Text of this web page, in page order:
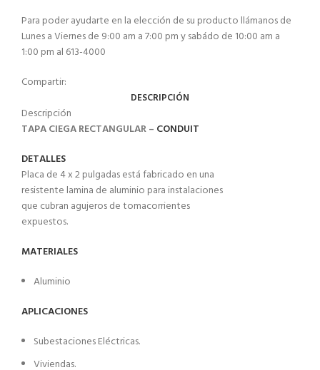
Para poder ayudarte en la elección de su producto llámanos de
Lunes a Viernes de 9:00 am a 7:00 pm y sabádo de 10:00 am a
1:00 pm al 613-4000
Compartir:
DESCRIPCIÓN
Descripción
TAPA CIEGA RECTANGULAR – CONDUIT
DETALLES
Placa de 4 x 2 pulgadas está fabricado en una
resistente lamina de aluminio para instalaciones
que cubran agujeros de tomacorrientes
expuestos.
MATERIALES
Aluminio
APLICACIONES
Subestaciones Eléctricas.
Viviendas.